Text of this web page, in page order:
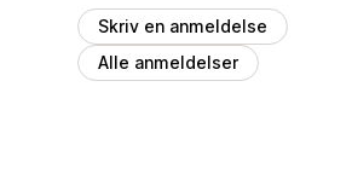
Skriv en anmeldelse
Alle anmeldelser